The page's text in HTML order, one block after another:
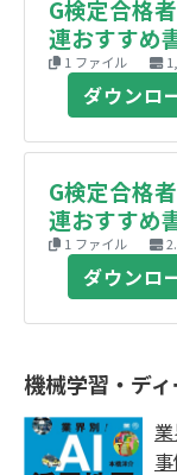
G検定合格
連おすすめ
1 ファイル
ダウンロ
G検定合格
連おすすめ
1 ファイル
ダウンロ
機械学習・デ